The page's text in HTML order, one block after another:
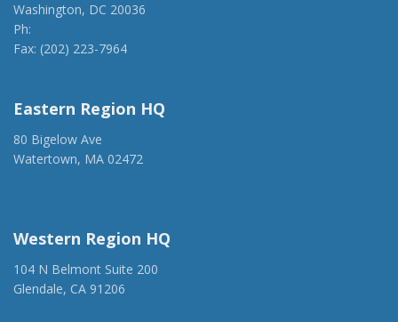
Washington, DC 20036
Ph:
Fax: (202) 223-7964
Eastern Region HQ
80 Bigelow Ave
Watertown, MA 02472
Western Region HQ
104 N Belmont Suite 200
Glendale, CA 91206